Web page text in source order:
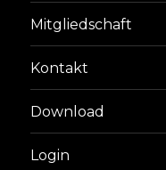
Mitgliedschaft
Kontakt
Download
Login